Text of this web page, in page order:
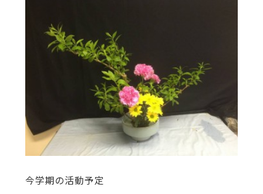
今学期の活動予定